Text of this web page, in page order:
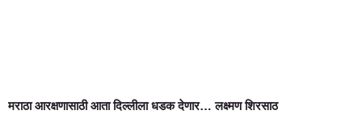
मराठा आरक्षणासाठी आता दिल्लीला धडक देणार… लक्ष्मण शिरसाठ